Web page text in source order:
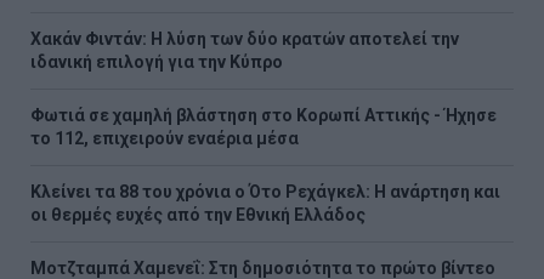
Χακάν Φιντάν: Η λύση των δύο κρατών αποτελεί την
ιδανική επιλογή για την Κύπρο
Φωτιά σε χαμηλή βλάστηση στο Κορωπί Αττικής - Ήχησε
το 112, επιχειρούν εναέρια μέσα
Κλείνει τα 88 του χρόνια ο Ότο Ρεχάγκελ: Η ανάρτηση και
οι θερμές ευχές από την Εθνική Ελλάδος
Μοτζταμπά Χαμενεΐ: Στη δημοσιότητα το πρώτο βίντεο